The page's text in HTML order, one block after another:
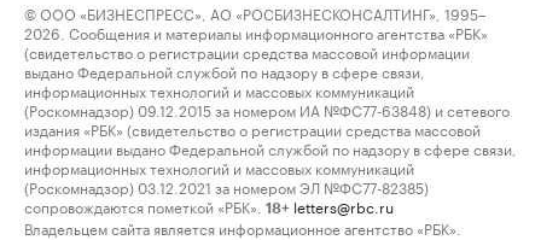
© ООО «БИЗНЕСПРЕСС», АО «РОСБИЗНЕСКОНСАЛТИНГ», 1995–
2026. Сообщения и материалы информационного агентства «РБК»
(свидетельство о регистрации средства массовой информации
выдано Федеральной службой по надзору в сфере связи,
информационных технологий и массовых коммуникаций
(Роскомнадзор) 09.12.2015 за номером ИА №ФС77-63848) и сетевого
издания «РБК» (свидетельство о регистрации средства массовой
информации выдано Федеральной службой по надзору в сфере связи,
информационных технологий и массовых коммуникаций
(Роскомнадзор) 03.12.2021 за номером ЭЛ №ФС77-82385)
сопровождаются пометкой «РБК».
18+ letters@rbc.ru
Владельцем сайта является информационное агентство «РБК».